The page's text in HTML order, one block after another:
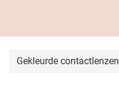
Gekleurde contactlenzen